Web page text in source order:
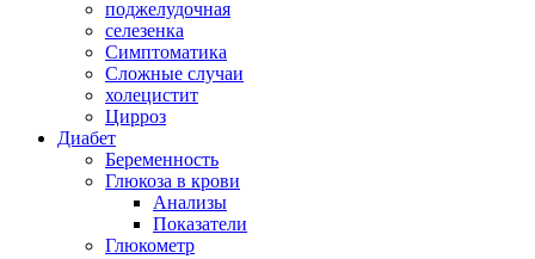
поджелудочная
селезенка
Симптоматика
Сложные случаи
холецистит
Цирроз
Диабет
Беременность
Глюкоза в крови
Анализы
Показатели
Глюкометр